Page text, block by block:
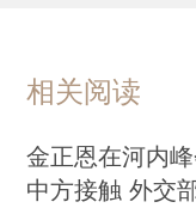
相关阅读
金正恩在河内
中方接触 外交